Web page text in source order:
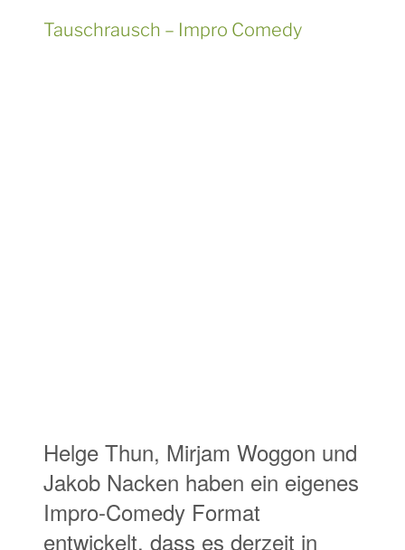
zu sehen gibt!
Bringen Sie Dinge mit, die Sie
schon lange loswerden wollten